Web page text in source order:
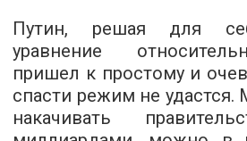
Путин, решая для
уравнение
пришел к простому и
спасти режим не удастся.
накачивать